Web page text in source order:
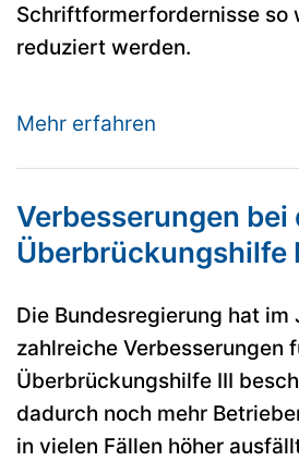
Schriftformerfordernisse so
reduziert werden.
Mehr erfahren
Verbesserungen bei
Überbrückungshilfe
Die Bundesregierung hat im
zahlreiche Verbesserungen
Überbrückungshilfe III
dadurch noch mehr
in vielen Fällen höher